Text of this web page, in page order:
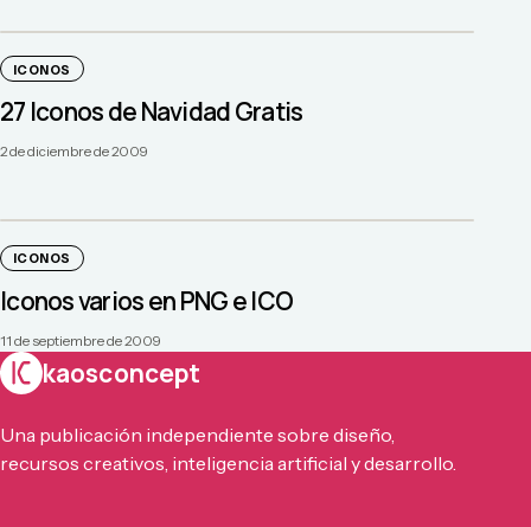
ICONOS
27 Iconos de Navidad Gratis
2 de diciembre de 2009
ICONOS
Iconos varios en PNG e ICO
11 de septiembre de 2009
kaosconcept
Una publicación independiente sobre diseño,
recursos creativos, inteligencia artificial y desarrollo.